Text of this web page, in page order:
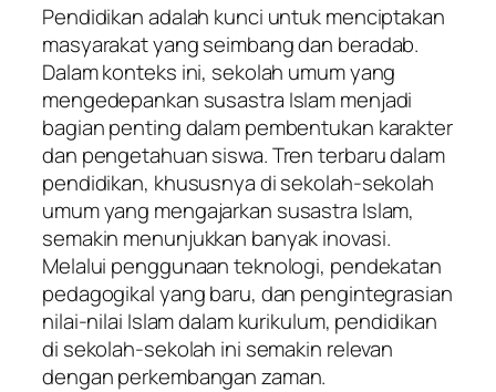
Pendidikan adalah kunci untuk menciptakan
masyarakat yang seimbang dan beradab.
Dalam konteks ini, sekolah umum yang
mengedepankan susastra Islam menjadi
bagian penting dalam pembentukan karakter
dan pengetahuan siswa. Tren terbaru dalam
pendidikan, khususnya di sekolah-sekolah
umum yang mengajarkan susastra Islam,
semakin menunjukkan banyak inovasi.
Melalui penggunaan teknologi, pendekatan
pedagogikal yang baru, dan pengintegrasian
nilai-nilai Islam dalam kurikulum, pendidikan
di sekolah-sekolah ini semakin relevan
dengan perkembangan zaman.